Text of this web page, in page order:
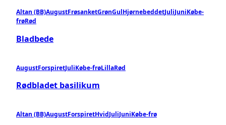
Altan (BB)AugustFrøsanketGrønGulHjørnebeddetJuliJuniKøbe-
frøRød
Bladbede
AugustForspiretJuliKøbe-frøLillaRød
Rødbladet basilikum
Altan (BB)AugustForspiretHvidJuliJuniKøbe-frø